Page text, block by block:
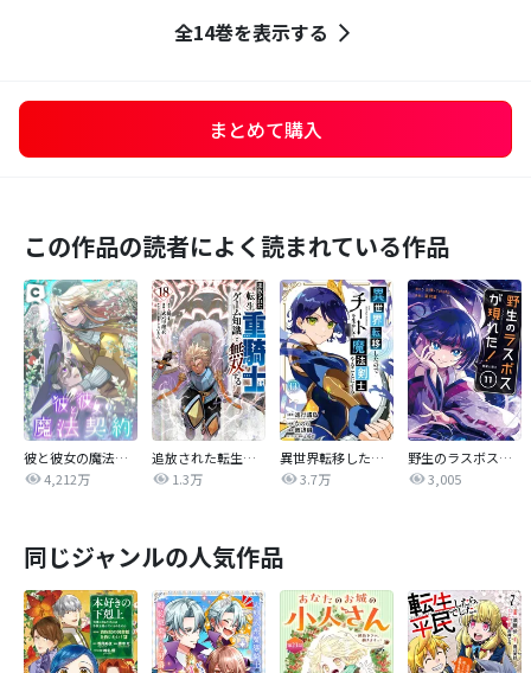
全14巻を表示する
まとめて購入
この作品の読者によく読まれている作品
彼と彼女の魔法契約
4,212万
追放された転生重騎士はゲーム知識で無双する
1.3万
異世界転移したのでチートを生かして魔法剣士やることにする
3.7万
野生のラスボスが現れた！ 黒翼の覇王
3,005
同じジャンルの人気作品